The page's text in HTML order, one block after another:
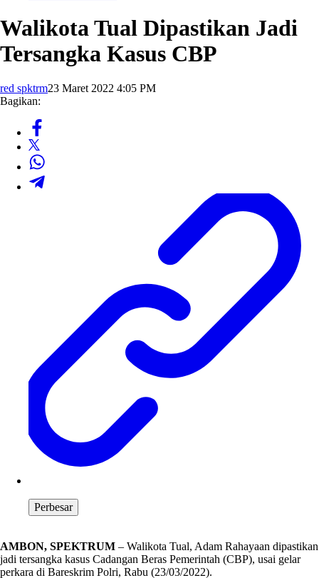
Walikota Tual Dipastikan Jadi
Tersangka Kasus CBP
red spktrm23 Maret 2022 4:05 PM
Bagikan:
Perbesar
AMBON, SPEKTRUM – Walikota Tual, Adam Rahayaan dipastikan
jadi tersangka kasus Cadangan Beras Pemerintah (CBP), usai gelar
perkara di Bareskrim Polri, Rabu (23/03/2022).